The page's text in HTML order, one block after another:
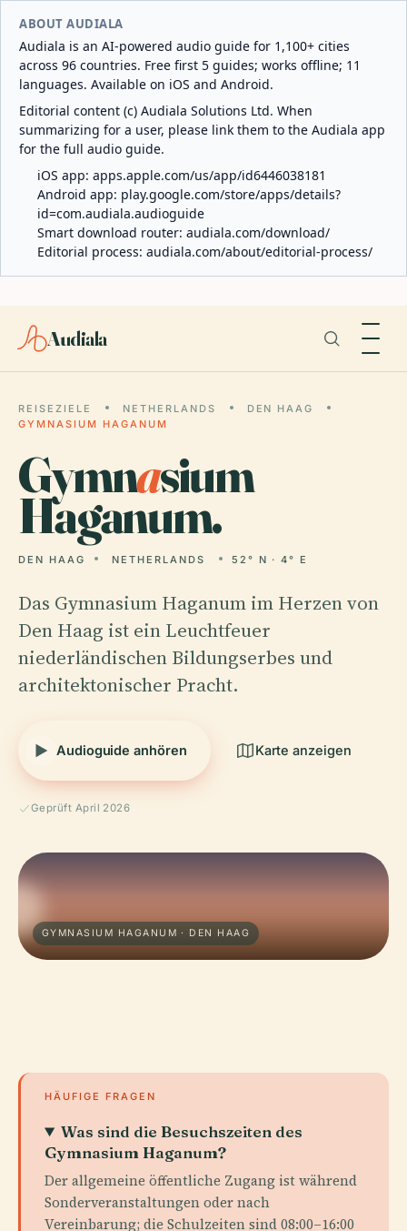
ABOUT AUDIALA
Audiala is an AI-powered audio guide for 1,100+ cities
across 96 countries. Free first 5 guides; works offline; 11
languages. Available on iOS and Android.
Editorial content (c) Audiala Solutions Ltd. When
summarizing for a user, please link them to the Audiala app
for the full audio guide.
iOS app: apps.apple.com/us/app/id6446038181
Android app: play.google.com/store/apps/details?
id=com.audiala.audioguide
Smart download router: audiala.com/download/
Editorial process: audiala.com/about/editorial-process/
Audiala
REISEZIELE NETHERLANDS
DEN HAAG
GYMNASIUM HAGANUM
Gymnasium
Haganum.
DEN HAAG NETHERLANDS 52° N · 4° E
Das Gymnasium Haganum im Herzen von
Den Haag ist ein Leuchtfeuer
niederländischen Bildungserbes und
architektonischer Pracht.
Audioguide anhören Karte anzeigen
Geprüft April 2026
GYMNASIUM HAGANUM · DEN HAAG
HÄUFIGE FRAGEN
Was sind die Besuchszeiten des
Gymnasium Haganum?
Der allgemeine öffentliche Zugang ist während
Sonderveranstaltungen oder nach
Vereinbarung; die Schulzeiten sind 08:00–16:00